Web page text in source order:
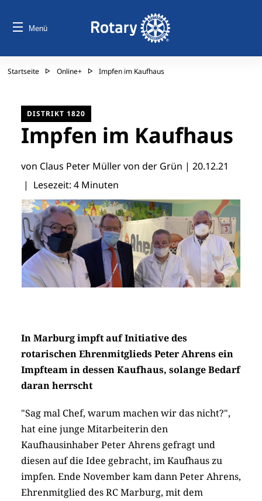
Menü
Startseite Online+ Impfen im Kaufhaus
DISTRIKT 1820
Impfen im Kaufhaus
von Claus Peter Müller von der Grün | 20.12.21
| Lesezeit: 4 Minuten
In Marburg impft auf Initiative des
rotarischen Ehrenmitglieds Peter Ahrens ein
Impfteam in dessen Kaufhaus, solange Bedarf
daran herrscht
"Sag mal Chef, warum machen wir das nicht?",
hat eine junge Mitarbeiterin den
Kaufhausinhaber Peter Ahrens gefragt und
diesen auf die Idee gebracht, im Kaufhaus zu
impfen. Ende November kam dann Peter Ahrens,
Ehrenmitglied des RC Marburg, mit dem